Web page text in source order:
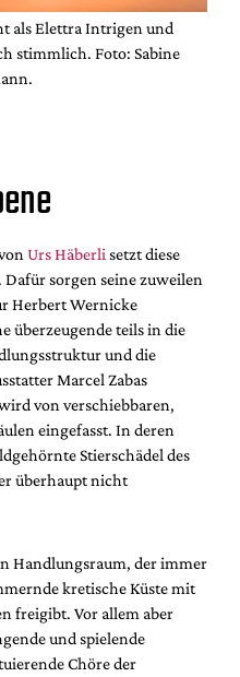
als Elettra Intrigen und
stimmlich. Foto: Sabine
Urs Häberli setzt diese
sorgen seine zuweilen
Herbert Wernicke
überzeugende teils in die
und die
Marcel Zabas
von verschiebbaren,
eingefasst. In deren
Stierschädel des
überhaupt nicht
Handlungsraum, der immer
kretische Küste mit
freigibt. Vor allem aber
und spielende
Chöre der